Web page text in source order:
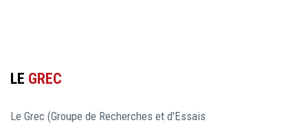
LE GREC
Le Grec (Groupe de Recherches et d'Essais